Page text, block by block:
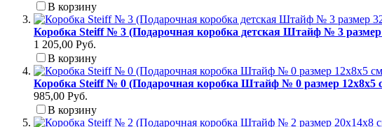
В корзину
Коробка Steiff № 3 (Подарочная коробка детская Штайф № 3 размер
1 205,00 Руб.
В корзину
Коробка Steiff № 0 (Подарочная коробка Штайф № 0 размер 12x8x5
985,00 Руб.
В корзину